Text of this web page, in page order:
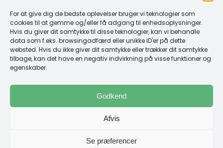
For at give dig de bedste oplevelser bruger vi teknologier som
cookies til at gemme og/eller få adgang til enhedsoplysninger.
Hvis du giver dit samtykke til disse teknologier, kan vi behandle
data som f.eks. browsingadfærd eller unikke ID'er på dette
websted. Hvis du ikke giver dit samtykke eller trækker dit samtykke
tilbage, kan det have en negativ indvirkning på visse funktioner og
egenskaber.
Godkend
Afvis
Se præferencer
Links
Spørgsmål & Svar
Tråd
Design selv guide
Konto
Log ind